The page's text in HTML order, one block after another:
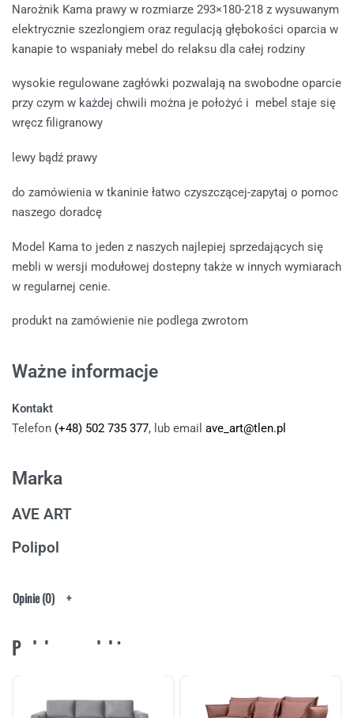
Narożnik Kama prawy w rozmiarze 293×180-218 z wysuwanym
elektrycznie szezlongiem oraz regulacją głębokości oparcia w
kanapie to wspaniały mebel do relaksu dla całej rodziny
wysokie regulowane zagłówki pozwalają na swobodne oparcie
przy czym w każdej chwili można je położyć i mebel staje się
wręcz filigranowy
lewy bądź prawy
do zamówienia w tkaninie łatwo czyszczącej-zapytaj o pomoc
naszego doradcę
Model Kama to jeden z naszych najlepiej sprzedających się
mebli w wersji modułowej dostepny także w innych wymiarach
w regularnej cenie.
produkt na zamówienie nie podlega zwrotom
Ważne informacje
Kontakt
Telefon (+48) 502 735 377, lub email ave_art@tlen.pl
Marka
AVE ART
Polipol
Opinie (0)
Podobne produkty